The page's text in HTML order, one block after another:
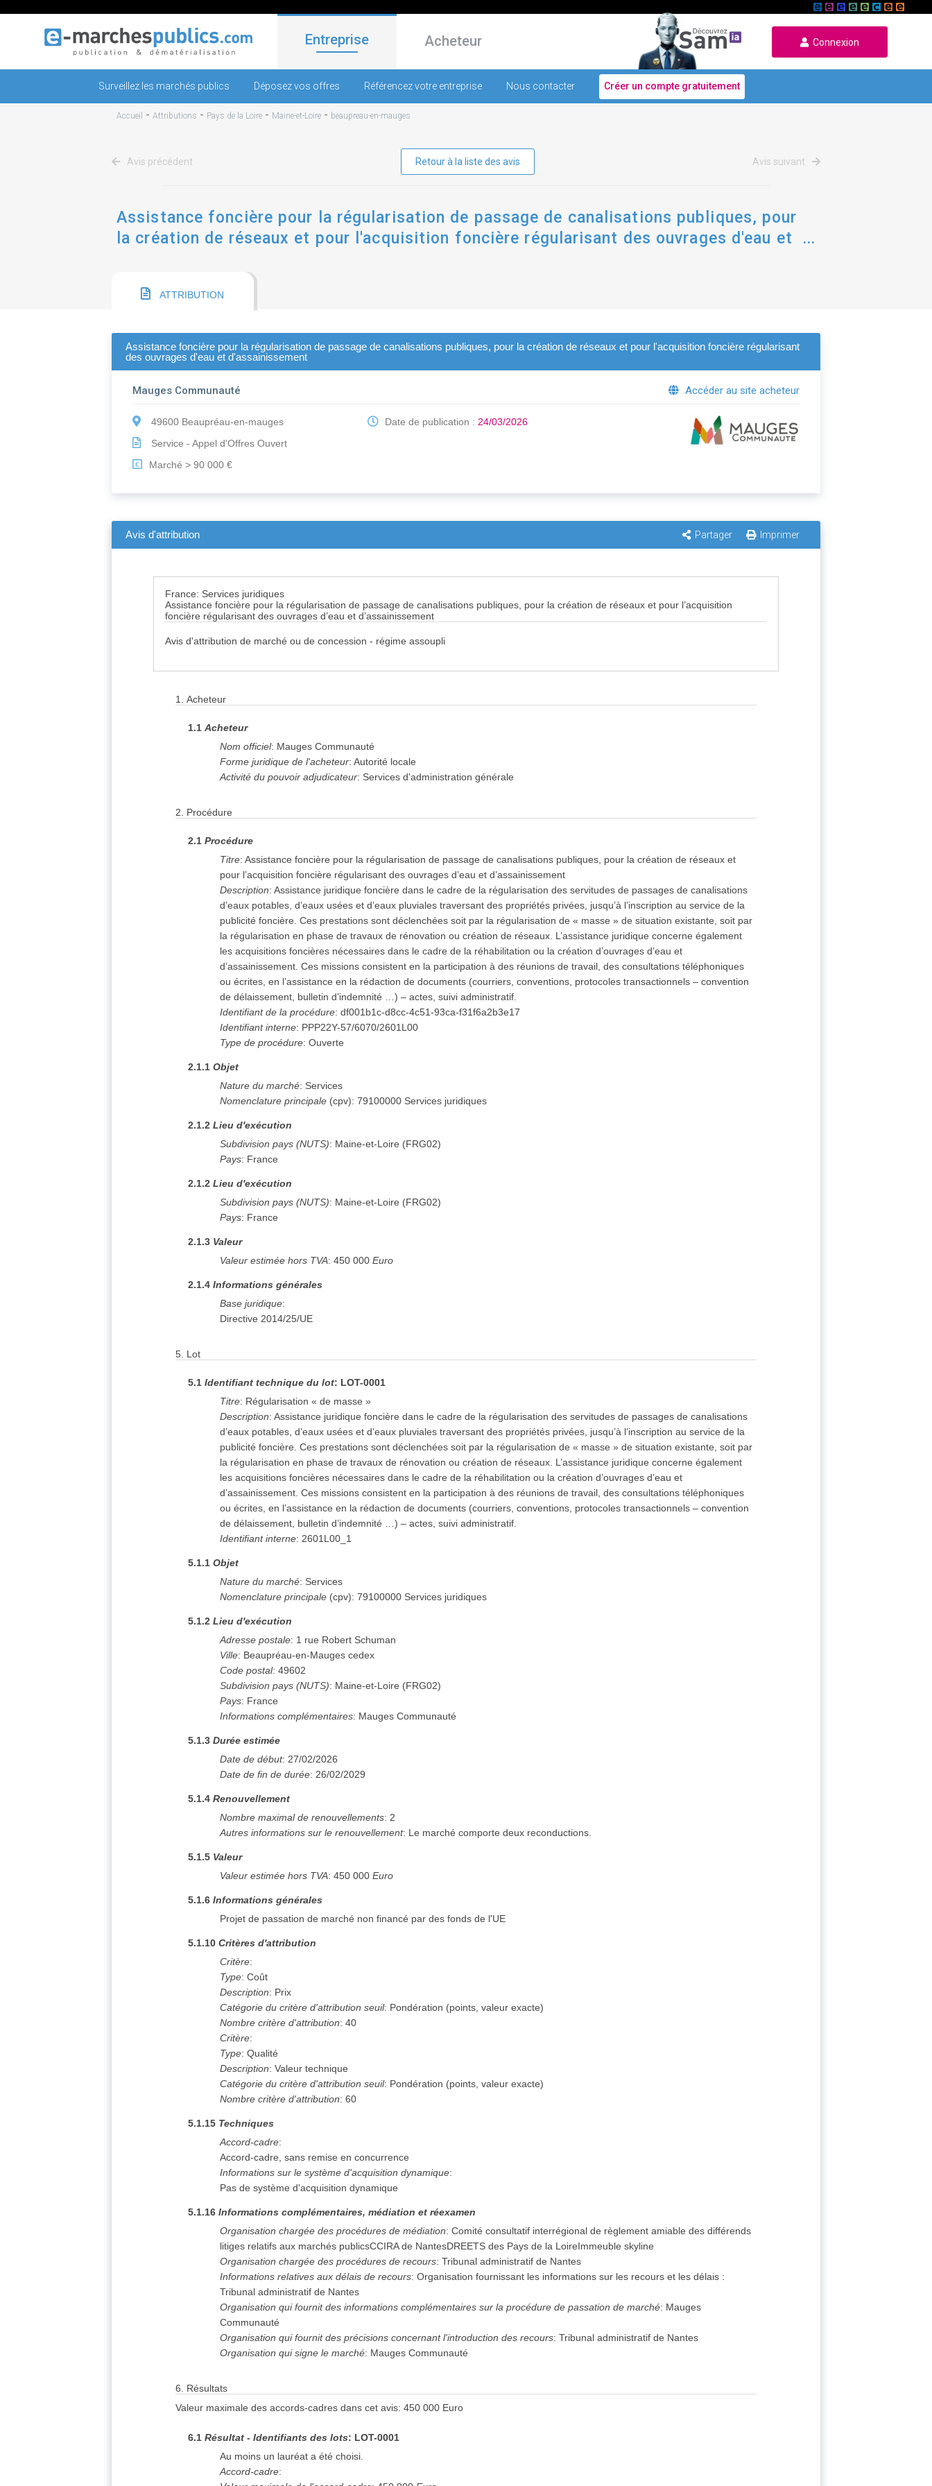
Entreprise Acheteur Connexion
Surveillez les marchés publics Déposez vos offres Référencez votre entreprise Nous contacter Créer un compte gratuitement
Accueil - Attributions - Pays de la Loire - Maine-et-Loire - beaupreau-en-mauges
Avis précédent Retour à la liste des avis Avis suivant
Assistance foncière pour la régularisation de passage de canalisations publiques, pour
la création de réseaux et pour l'acquisition foncière régularisant des ouvrages d'eau et
ATTRIBUTION
Assistance foncière pour la régularisation de passage de canalisations publiques, pour la création de réseaux et pour l'acquisition foncière régularisant
des ouvrages d'eau et d'assainissement
Mauges Communauté Accéder au site acheteur
49600 Beaupréau-en-mauges
Service - Appel d'Offres Ouvert
€ Marché > 90 000 €
Date de publication :24/03/2026
Avis d'attribution Partager Imprimer
France: Services juridiques
Assistance foncière pour la régularisation de passage de canalisations publiques, pour la création de réseaux et pour l’acquisition
foncière régularisant des ouvrages d’eau et d’assainissement
Avis d'attribution de marché ou de concession - régime assoupli
1.Acheteur
1.1Acheteur
Nom officiel: Mauges Communauté
Forme juridique de l'acheteur:Autorité locale
Activité du pouvoir adjudicateur: Services d'administration générale
2. Procédure
2.1Procédure
Titre:Assistance foncière pour la régularisation de passage de canalisations publiques, pour la création de réseaux et
pour l’acquisition foncière régularisant des ouvrages d’eau et d’assainissement
Description:Assistance juridique foncière dans le cadre de la régularisation des servitudes de passages de canalisations
d’eaux potables, d’eaux usées et d’eaux pluviales traversant des propriétés privées, jusqu’à l’inscription au service de la
publicité foncière. Ces prestations sont déclenchées soit par la régularisation de « masse » de situation existante, soit par
la régularisation en phase de travaux de rénovation ou création de réseaux. L’assistance juridique concerne également
les acquisitions foncières nécessaires dans le cadre de la réhabilitation ou la création d’ouvrages d’eau et
d’assainissement. Ces missions consistent en la participation à des réunions de travail, des consultations téléphoniques
ou écrites, en l’assistance en la rédaction de documents (courriers, conventions, protocoles transactionnels – convention
de délaissement, bulletin d’indemnité …) – actes, suivi administratif.
Identifiant de la procédure:df001b1c-d8cc-4c51-93ca-f31f6a2b3e17
Identifiant interne: PPP22Y-57/6070/2601L00
Type de procédure:Ouverte
2.1.1Objet
Nature du marché: Services
Nomenclature principale (cpv):79100000 Services juridiques
2.1.2Lieu d'exécution
Subdivision pays (NUTS): Maine-et-Loire (FRG02)
Pays: France
2.1.2Lieu d'exécution
Subdivision pays (NUTS): Maine-et-Loire (FRG02)
Pays: France
2.1.3 Valeur
Valeur estimée hors TVA:450 000 Euro
2.1.4Informations générales
Base juridique:
Directive 2014/25/UE
5. Lot
5.1Identifiant technique du lot: LOT-0001
Titre: Régularisation « de masse »
Description:Assistance juridique foncière dans le cadre de la régularisation des servitudes de passages de canalisations
d’eaux potables, d’eaux usées et d’eaux pluviales traversant des propriétés privées, jusqu’à l’inscription au service de la
publicité foncière. Ces prestations sont déclenchées soit par la régularisation de « masse » de situation existante, soit par
la régularisation en phase de travaux de rénovation ou création de réseaux. L’assistance juridique concerne également
les acquisitions foncières nécessaires dans le cadre de la réhabilitation ou la création d’ouvrages d’eau et
d’assainissement. Ces missions consistent en la participation à des réunions de travail, des consultations téléphoniques
ou écrites, en l’assistance en la rédaction de documents (courriers, conventions, protocoles transactionnels – convention
de délaissement, bulletin d’indemnité …) – actes, suivi administratif.
Identifiant interne:2601L00_1
5.1.1Objet
Nature du marché: Services
Nomenclature principale (cpv):79100000 Services juridiques
5.1.2Lieu d'exécution
Adresse postale: 1 rue Robert Schuman
Ville: Beaupréau-en-Mauges cedex
Code postal:49602
Subdivision pays (NUTS): Maine-et-Loire (FRG02)
Pays: France
Informations complémentaires: Mauges Communauté
5.1.3Durée estimée
Date de début:27/02/2026
Date de fin de durée:26/02/2029
5.1.4Renouvellement
Nombre maximal de renouvellements:2
Autres informations sur le renouvellement: Le marché comporte deux reconductions.
5.1.5 Valeur
Valeur estimée hors TVA:450 000 Euro
5.1.6Informations générales
Projet de passation de marché non financé par des fonds de l'UE
5.1.10Critères d'attribution
Critère:
Type:Coût
Description: Prix
Catégorie du critère d'attribution seuil: Pondération (points, valeur exacte)
Nombre critère d'attribution:40
Critère:
Type:Qualité
Description:Valeur technique
Catégorie du critère d'attribution seuil: Pondération (points, valeur exacte)
Nombre critère d'attribution:60
5.1.15 Techniques
Accord-cadre:
Accord-cadre, sans remise en concurrence
Informations sur le système d'acquisition dynamique:
Pas de système d'acquisition dynamique
5.1.16Informations complémentaires, médiation et réexamen
Organisation chargée des procédures de médiation:Comité consultatif interrégional de règlement amiable des différends
litiges relatifs aux marchés publicsCCIRA de NantesDREETS des Pays de la LoireImmeuble skyline
Organisation chargée des procédures de recours:Tribunal administratif de Nantes
Informations relatives aux délais de recours:Organisation fournissant les informations sur les recours et les délais :
Tribunal administratif de Nantes
Organisation qui fournit des informations complémentaires sur la procédure de passation de marché: Mauges
Communauté
Organisation qui fournit des précisions concernant l'introduction des recours:Tribunal administratif de Nantes
Organisation qui signe le marché: Mauges Communauté
6. Résultats
Valeur maximale des accords-cadres dans cet avis:450 000 Euro
6.1Résultat - Identifiants des lots: LOT-0001
Au moins un lauréat a été choisi.
Accord-cadre:
expand_more
2. Procédure
8. Organisations (4) expand_more
Informations relatives à l'avis